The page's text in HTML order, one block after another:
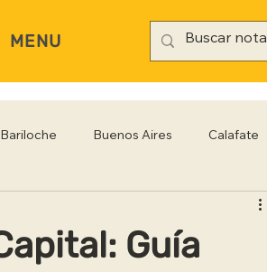
MENU
Bariloche Buenos Aires Calafate
Guía